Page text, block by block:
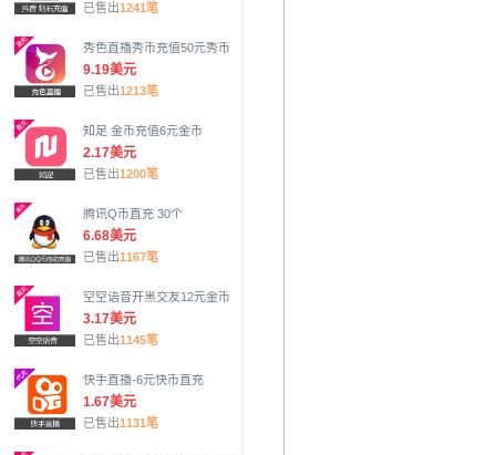
已售出1241笔
秀色直播秀币充值50元秀币
9.19美元
已售出1213笔
知足 金币充值6元金币
2.17美元
已售出1200笔
腾讯Q币直充 30个
6.68美元
已售出1167笔
空空语音开黑交友12元金币
3.17美元
已售出1145笔
快手直播-6元快币直充
1.67美元
已售出1131笔